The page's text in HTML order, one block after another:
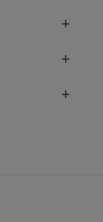
+
+
+